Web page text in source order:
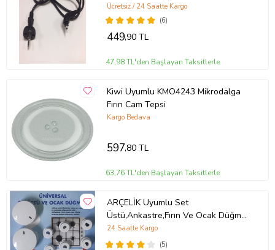
(6)
Ücretsiz / 24 Saatte Kargo
449,90 TL
47,98 TL'den Başlayan Taksitlerle
Kiwi Uyumlu KMO4243 Mikrodalga
Fırın Cam Tepsi
Kargo Bedava
597,80 TL
63,76 TL'den Başlayan Taksitlerle
ARÇELİK Uyumlu Set
Üstü,Ankastre,Fırın Ve Ocak Düğme
Takımı (Beyaz)
(5)
24 Saatte Kargo